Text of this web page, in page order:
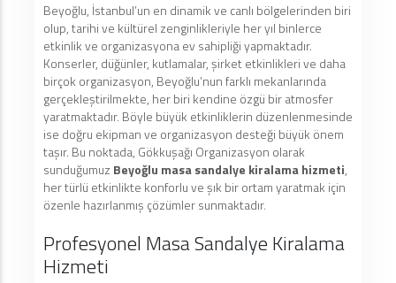
Beyoğlu, İstanbul’un en dinamik ve canlı bölgelerinden biri
olup, tarihi ve kültürel zenginlikleriyle her yıl binlerce
etkinlik ve organizasyona ev sahipliği yapmaktadır.
Konserler, düğünler, kutlamalar, şirket etkinlikleri ve daha
birçok organizasyon, Beyoğlu’nun farklı mekanlarında
gerçekleştirilmekte, her biri kendine özgü bir atmosfer
yaratmaktadır. Böyle büyük etkinliklerin düzenlenmesinde
ise doğru ekipman ve organizasyon desteği büyük önem
taşır. Bu noktada, Gökkuşağı Organizasyon olarak
sunduğumuz Beyoğlu masa sandalye kiralama hizmeti,
her türlü etkinlikte konforlu ve şık bir ortam yaratmak için
özenle hazırlanmış çözümler sunmaktadır.
Profesyonel Masa Sandalye Kiralama
Hizmeti